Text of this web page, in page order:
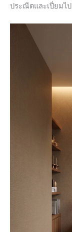
ประณีตและเปี่ยมไ